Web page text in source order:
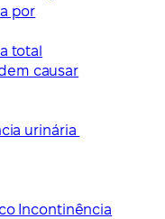
por
total
causar
urinária
Incontinência